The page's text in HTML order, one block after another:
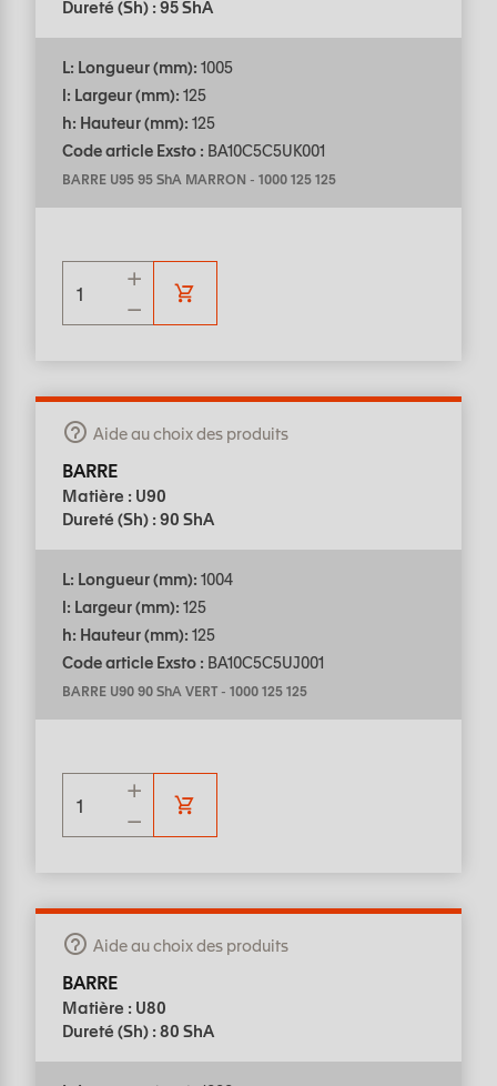
Dureté (Sh) : 95 ShA
L: Longueur (mm): 1005
l: Largeur (mm): 125
h: Hauteur (mm): 125
Code article Exsto : BA10C5C5UK001
BARRE U95 95 ShA MARRON - 1000 125 125
Aide au choix des produits
BARRE
Matière : U90
Dureté (Sh) : 90 ShA
L: Longueur (mm): 1004
l: Largeur (mm): 125
h: Hauteur (mm): 125
Code article Exsto : BA10C5C5UJ001
BARRE U90 90 ShA VERT - 1000 125 125
Aide au choix des produits
BARRE
Matière : U80
Dureté (Sh) : 80 ShA